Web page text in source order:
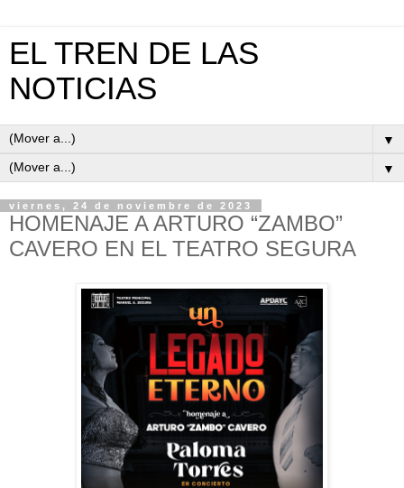
EL TREN DE LAS
NOTICIAS
▼
▼
viernes, 24 de noviembre de 2023
HOMENAJE A ARTURO “ZAMBO”
CAVERO EN EL TEATRO SEGURA